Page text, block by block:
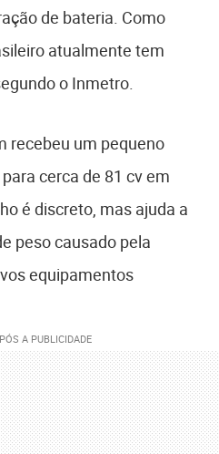
de bateria. Como
atualmente tem
o Inmetro.
recebeu um pequeno
cerca de 81 cv em
é discreto, mas ajuda a
peso causado pela
equipamentos